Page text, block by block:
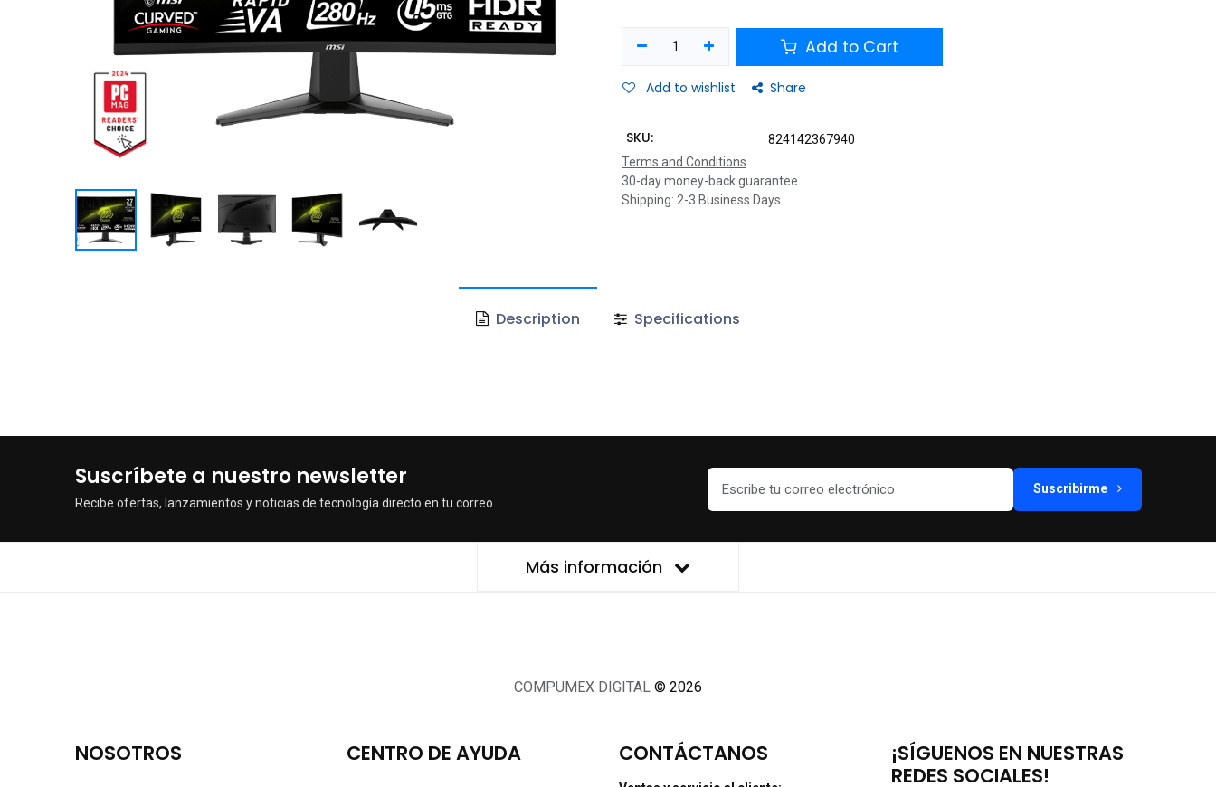
Add to Cart
Add to wishlist Share
SKU:
824142367940
Terms and Conditions
30-day money-back guarantee
Shipping: 2-3 Business Days
Description Specifications
Suscríbete a nuestro newsletter
Recibe ofertas, lanzamientos y noticias de tecnología directo en tu correo.
Suscribirme
Más información
COMPUMEX DIGITAL © 2026
NOSOTROS CENTRO DE AYUDA CONTÁCTANOS
¡SÍGUENOS EN NUESTRAS
REDES SOCIALES!